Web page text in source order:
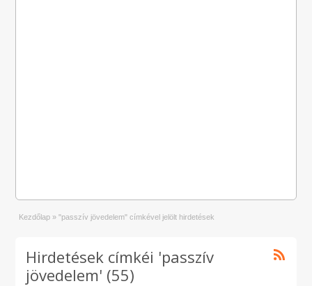
Kezdőlap » "passzív jövedelem" címkével jelölt hirdetések
Hirdetések címkéi 'passzív
jövedelem' (55)